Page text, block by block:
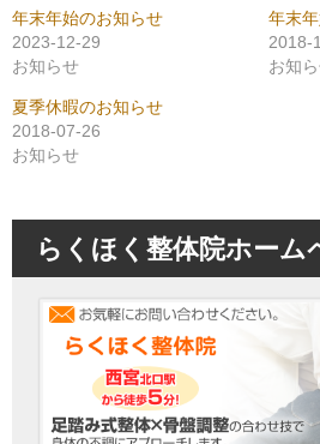
年末年始のお知らせ
2023-12-29
お知らせ
年末
2018-
お知
夏季休暇のお知らせ
2018-07-26
お知らせ
らくほく整体院ホーム